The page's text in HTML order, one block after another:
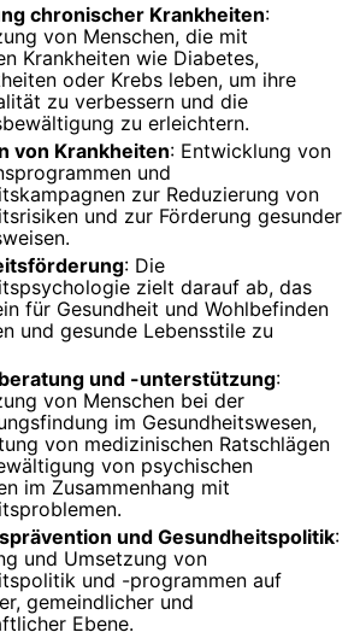
chronischer Krankheiten:
von Menschen, die mit
Krankheiten wie Diabetes,
oder Krebs leben, um ihre
zu verbessern und die
zu erleichtern.
von Krankheiten: Entwicklung von
und
zur Reduzierung von
und zur Förderung gesunder
: Die
zielt darauf ab, das
für Gesundheit und Wohlbefinden
und gesunde Lebensstile zu
und -unterstützung:
von Menschen bei der
im Gesundheitswesen,
von medizinischen Ratschlägen
von psychischen
im Zusammenhang mit
und Gesundheitspolitik:
und Umsetzung von
und -programmen auf
gemeindlicher und
Ebene.